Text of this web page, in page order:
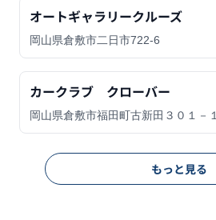
オートギャラリークルーズ
岡山県倉敷市二日市722-6
カークラブ クローバー
岡山県倉敷市福田町古新田３０１－１
もっと見る